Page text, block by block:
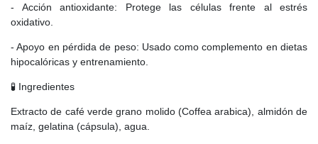
- Acción antioxidante: Protege las células frente al estrés
oxidativo.
- Apoyo en pérdida de peso: Usado como complemento en dietas
hipocalóricas y entrenamiento.
🧪 Ingredientes
Extracto de café verde grano molido (Coffea arabica), almidón de
maíz, gelatina (cápsula), agua.